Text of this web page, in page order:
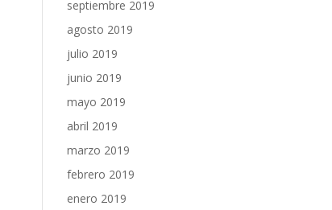
septiembre 2019
agosto 2019
julio 2019
junio 2019
mayo 2019
abril 2019
marzo 2019
febrero 2019
enero 2019